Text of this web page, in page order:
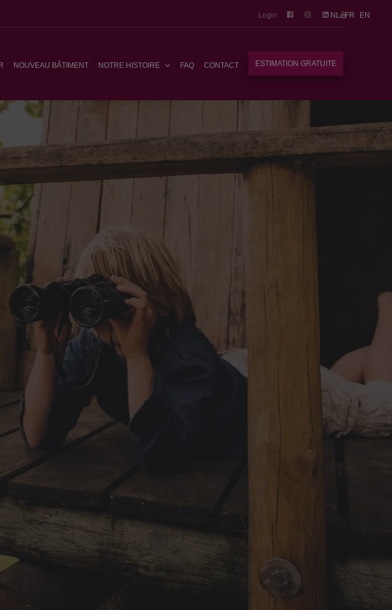
Login NL FR EN
NOUVEAU BÂTIMENT NOTRE HISTOIRE FAQ CONTACT ESTIMATION GRATUITE